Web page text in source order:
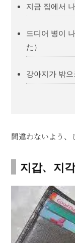
지금 집에서
드디어 병이
た）
강아지가 밖
間違わないよう
지갑、지